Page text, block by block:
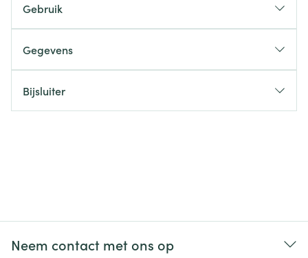
Gebruik
Gegevens
Bijsluiter
Neem contact met ons op